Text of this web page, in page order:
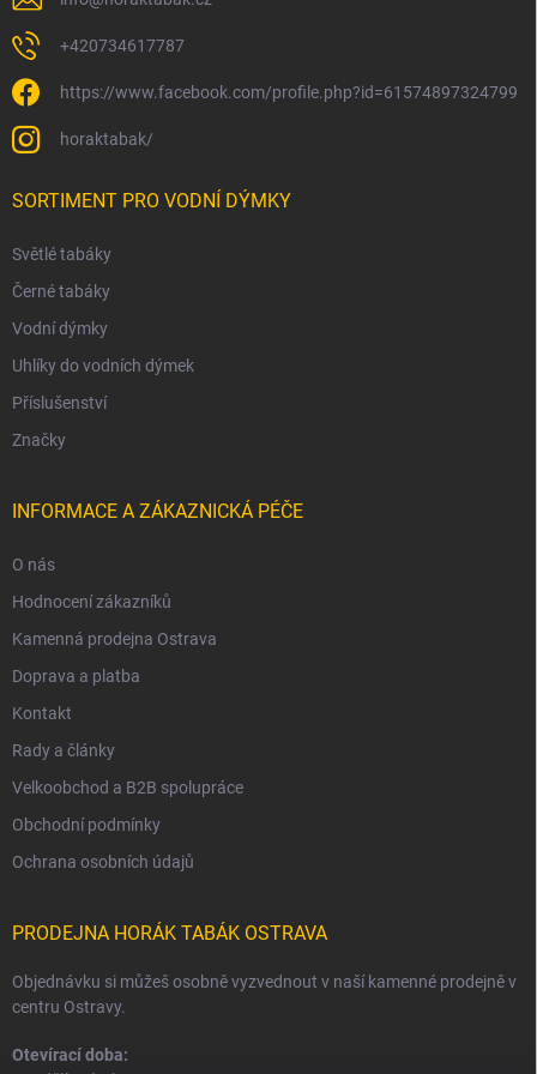
+420734617787
https://www.facebook.com/profile.php?id=61574897324799
horaktabak/
SORTIMENT PRO VODNÍ DÝMKY
Světlé tabáky
Černé tabáky
Vodní dýmky
Uhlíky do vodních dýmek
Příslušenství
Značky
INFORMACE A ZÁKAZNICKÁ PÉČE
O nás
Hodnocení zákazníků
Kamenná prodejna Ostrava
Doprava a platba
Kontakt
Rady a články
Velkoobchod a B2B spolupráce
Obchodní podmínky
Ochrana osobních údajů
PRODEJNA HORÁK TABÁK OSTRAVA
Objednávku si můžeš osobně vyzvednout v naší kamenné prodejně v
centru Ostravy.
Otevírací doba: